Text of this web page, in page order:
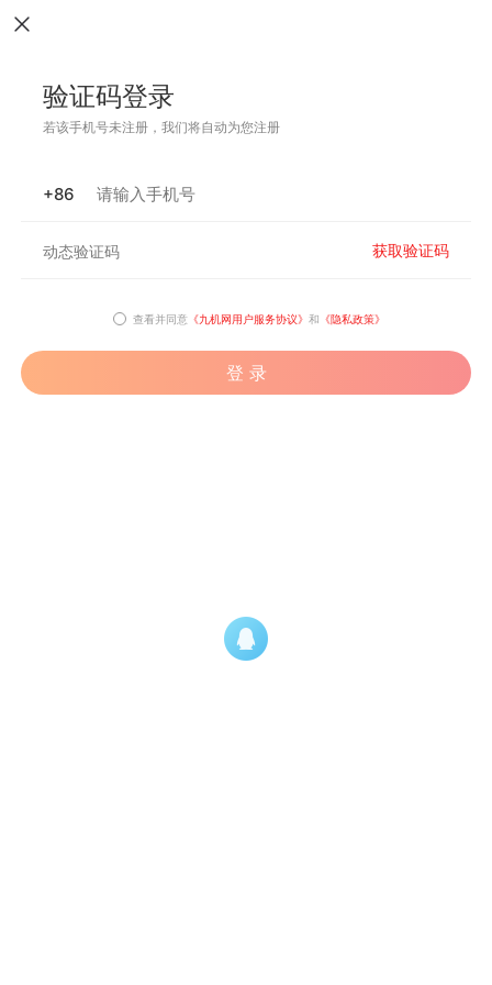
验证码登录
若该手机号未注册，我们将自动为您注册
+86
获取验证码
查看并同意 《九机网用户服务协议》 和 《隐私政策》
登 录